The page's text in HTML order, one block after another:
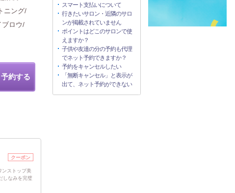
ニング/
ブロウ/
約する
クーポン
ンストップ美
しなみを完璧
スマート支払いについて
行きたいサロン・近隣のサロ
ンが掲載されていません
ポイントはどこのサロンで使
えますか？
子供や友達の分の予約も代理
でネット予約できますか？
予約をキャンセルしたい
「無断キャンセル」と表示が
出て、ネット予約ができない